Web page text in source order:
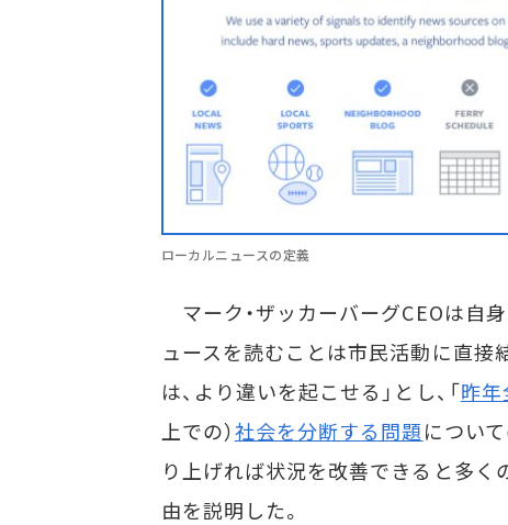
ローカルニュースの定義
マーク・ザッカーバーグCEOは自
ュースを読むことは市民活動に直接
は、より違いを起こせる」とし、「昨
上での）社会を分断する問題につい
り上げれば状況を改善できると多く
由を説明した。